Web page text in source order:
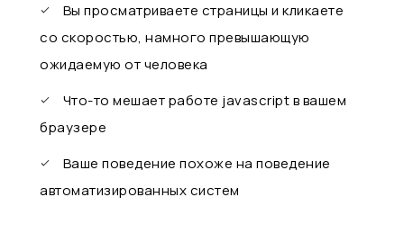
Вы просматриваете страницы и кликаете
со скоростью, намного превышающую
ожидаемую от человека
Что-то мешает работе javascript в вашем
браузере
Ваше поведение похоже на поведение
автоматизированных систем